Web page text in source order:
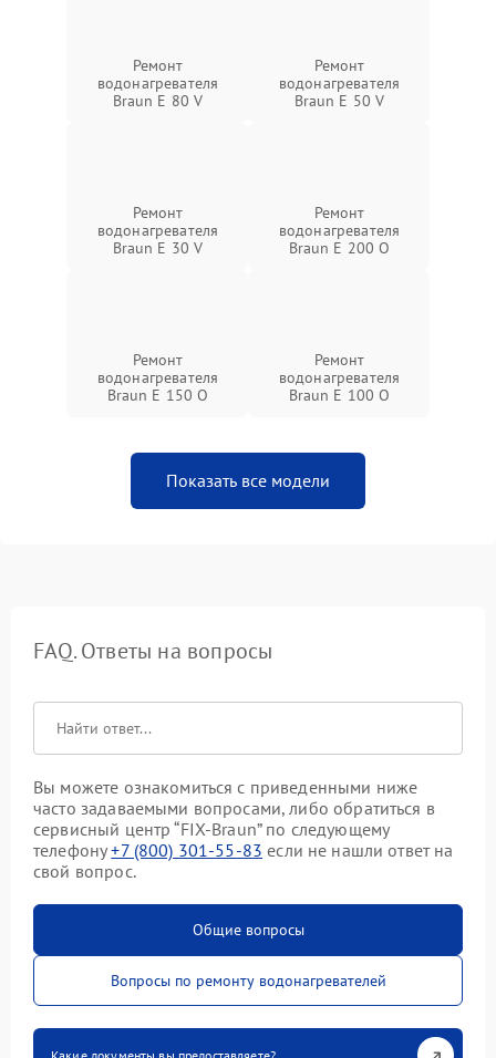
Ремонт
водонагревателя
Braun E 80 V
Ремонт
водонагревателя
Braun E 50 V
Ремонт
водонагревателя
Braun E 30 V
Ремонт
водонагревателя
Braun E 200 O
Ремонт
водонагревателя
Braun E 150 O
Ремонт
водонагревателя
Braun E 100 O
Показать все модели
FAQ. Ответы на вопросы
Вы можете ознакомиться с приведенными ниже
часто задаваемыми вопросами, либо обратиться в
сервисный центр “FIX-Braun” по следующему
телефону+7 (800) 301-55-83 если не нашли ответ на
свой вопрос.
Общие вопросы
Вопросы по ремонту водонагревателей